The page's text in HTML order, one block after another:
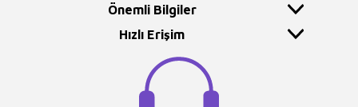
Önemli Bilgiler
Hızlı Erişim